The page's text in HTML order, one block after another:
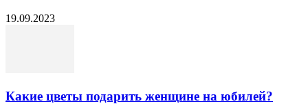
19.09.2023
Какие цветы подарить женщине на юбилей?